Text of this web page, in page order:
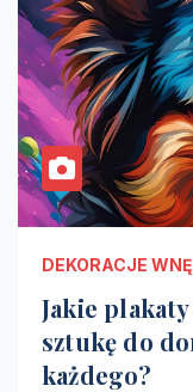
DEKORACJE
Jakie
sztukę do
każdego?